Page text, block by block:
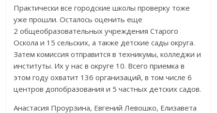
Практически все городские школы проверку тоже
уже прошли. Осталось оценить еще
2 общеобразовательных учреждения Старого
Оскола и 15 сельских, а также детские сады округа.
Затем комиссия отправится в техникумы, колледжи и
институты. Их у нас в округе 10. Всего приемка в
этом году охватит 136 организаций, в том числе 6
центров допобразования и 5 частных детских садов.
Анастасия Проурзина, Евгений Левошко, Елизавета